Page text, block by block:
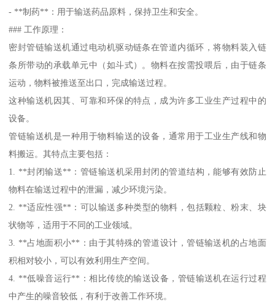
- **制药**：用于输送药品原料，保持卫生和安全。
### 工作原理：
密封管链输送机通过电动机驱动链条在管道内循环，将物料装入链
条所带动的承载单元中（如斗式）。物料在按需投喂后，由于链条
运动，物料被推送至出口，完成输送过程。
这种输送机因其、可靠和环保的特点，成为许多工业生产过程中的
设备。
管链输送机是一种用于物料输送的设备，通常用于工业生产线和物
料搬运。其特点主要包括：
1. **封闭输送**：管链输送机采用封闭的管道结构，能够有效防止
物料在输送过程中的泄漏，减少环境污染。
2. **适应性强**：可以输送多种类型的物料，包括颗粒、粉末、块
状物等，适用于不同的工业领域。
3. **占地面积小**：由于其特殊的管道设计，管链输送机的占地面
积相对较小，可以有效利用生产空间。
4. **低噪音运行**：相比传统的输送设备，管链输送机在运行过程
中产生的噪音较低，有利于改善工作环境。